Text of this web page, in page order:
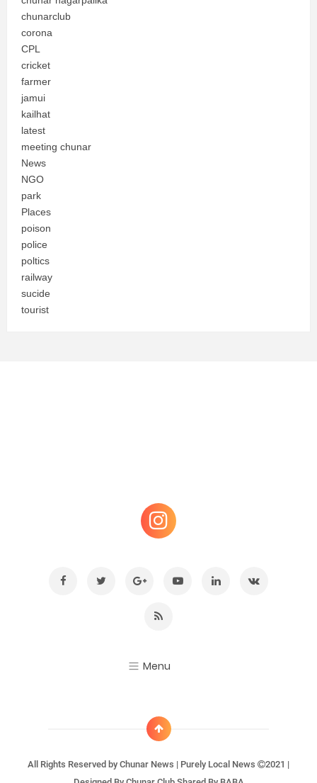
chunarclub
corona
CPL
cricket
farmer
jamui
kailhat
latest
meeting chunar
News
NGO
park
Places
poison
police
poltics
railway
sucide
tourist
All Rights Reserved by Chunar News | Purely Local News
2021 |